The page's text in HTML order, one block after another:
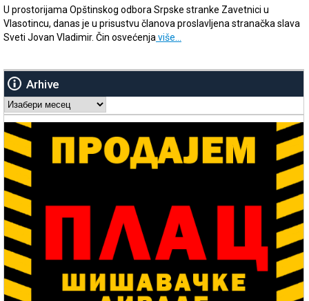
U prostorijama Opštinskog odbora Srpske stranke Zavetnici u
Vlasotincu, danas je u prisustvu članova proslavljena stranačka slava
Sveti Jovan Vladimir. Čin osvećenjaviše…
Arhive
Arhive